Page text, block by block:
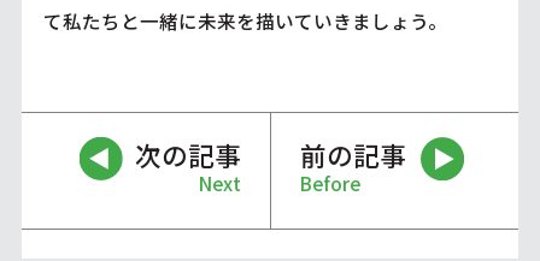
て私たちと一緒に未来を描いていきましょう。
次の記事
Next
前の記事
Before